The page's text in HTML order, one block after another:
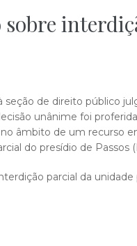
seção de direito público
unânime foi
âmbito de um recurso
do presídio de Passos
parcial da unidade